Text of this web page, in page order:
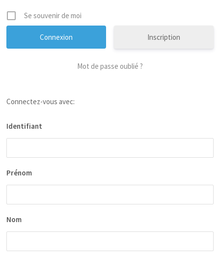
Se souvenir de moi
Inscription
Mot de passe oublié ?
Connectez-vous avec:
Identifiant
Prénom
Nom